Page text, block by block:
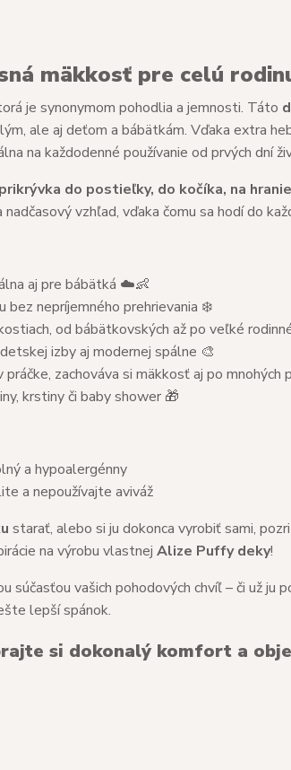
mäkkosť pre celú
je synonymom pohodlia a jemnosti. Táto
ale aj deťom a bábätkám. Vďaka extra
na každodenné používanie od prvých dní
do postieľky, do kočíka, na
vzhľad, vďaka čomu sa hodí do
aj pre bábätká ☁️👶
nepríjemného prehrievania ❄️
od bábätkovských až po veľké
izby aj modernej spálne 🎨
práčke, zachováva si mäkkosť aj po mnohých
krstiny či baby shower 🎁
a hypoalergénny
a nepoužívajte aviváž
starať, alebo si ju dokonca vyrobiť sami,
na výrobu vlastnej Alize Puffy deky!
vašich pohodových chvíľ – či už ju
lepší spánok.
si dokonalý komfort a